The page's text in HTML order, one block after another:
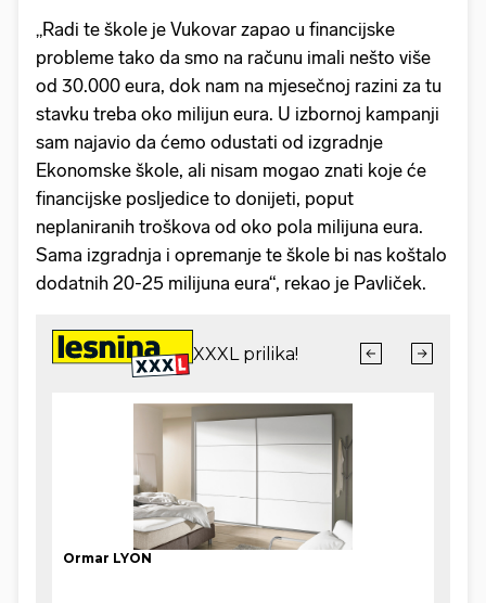
„Radi te škole je Vukovar zapao u financijske
probleme tako da smo na računu imali nešto više
od 30.000 eura, dok nam na mjesečnoj razini za tu
stavku treba oko milijun eura. U izbornoj kampanji
sam najavio da ćemo odustati od izgradnje
Ekonomske škole, ali nisam mogao znati koje će
financijske posljedice to donijeti, poput
neplaniranih troškova od oko pola milijuna eura.
Sama izgradnja i opremanje te škole bi nas koštalo
dodatnih 20-25 milijuna eura“, rekao je Pavliček.